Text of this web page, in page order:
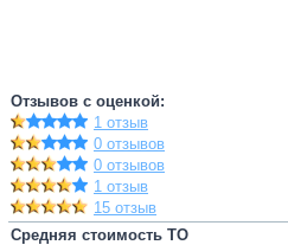
Отзывов с оценкой:
1 отзыв
0 отзывов
0 отзывов
1 отзыв
15 отзыв
Средняя стоимость ТО